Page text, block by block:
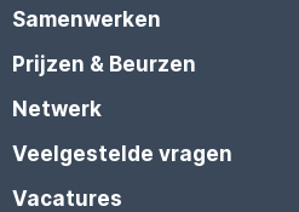
Samenwerken
Prijzen & Beurzen
Netwerk
Veelgestelde vragen
Vacatures